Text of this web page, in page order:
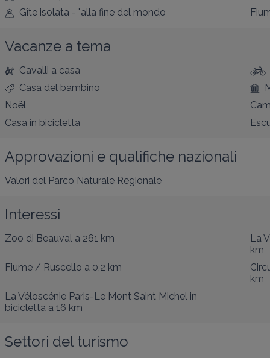
Gîte isolata - "alla fine del mondo
Vacanze a tema
Cavalli a casa
Casa del bambino
Noël
Casa in bicicletta
Approvazioni e qualifiche nazionali
Valori del Parco Naturale Regionale
Interessi
Zoo di Beauval a 261 km
La
km
Fiume / Ruscello a 0,2 km
km
La Véloscénie Paris-Le Mont Saint Michel in
bicicletta a 16 km
Settori del turismo